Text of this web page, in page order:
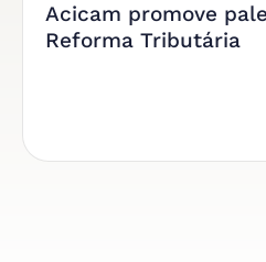
Acicam promove
Reforma Tributária